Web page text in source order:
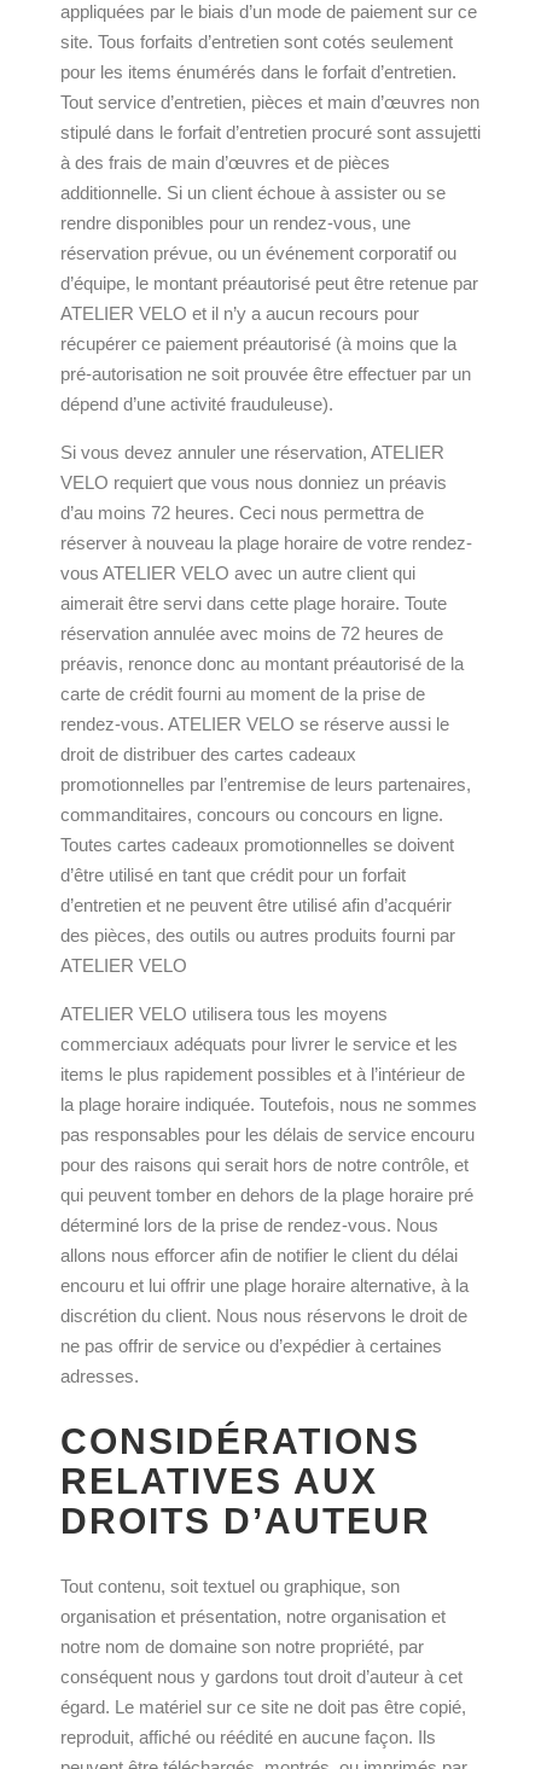
appliquées par le biais d’un mode de paiement sur ce
site. Tous forfaits d’entretien sont cotés seulement
pour les items énumérés dans le forfait d’entretien.
Tout service d’entretien, pièces et main d’œuvres non
stipulé dans le forfait d’entretien procuré sont assujetti
à des frais de main d’œuvres et de pièces
additionnelle. Si un client échoue à assister ou se
rendre disponibles pour un rendez-vous, une
réservation prévue, ou un événement corporatif ou
d’équipe, le montant préautorisé peut être retenue par
ATELIER VELO et il n’y a aucun recours pour
récupérer ce paiement préautorisé (à moins que la
pré-autorisation ne soit prouvée être effectuer par un
dépend d’une activité frauduleuse).
Si vous devez annuler une réservation, ATELIER
VELO requiert que vous nous donniez un préavis
d’au moins 72 heures. Ceci nous permettra de
réserver à nouveau la plage horaire de votre rendez-
vous ATELIER VELO avec un autre client qui
aimerait être servi dans cette plage horaire. Toute
réservation annulée avec moins de 72 heures de
préavis, renonce donc au montant préautorisé de la
carte de crédit fourni au moment de la prise de
rendez-vous. ATELIER VELO se réserve aussi le
droit de distribuer des cartes cadeaux
promotionnelles par l’entremise de leurs partenaires,
commanditaires, concours ou concours en ligne.
Toutes cartes cadeaux promotionnelles se doivent
d’être utilisé en tant que crédit pour un forfait
d’entretien et ne peuvent être utilisé afin d’acquérir
des pièces, des outils ou autres produits fourni par
ATELIER VELO
ATELIER VELO utilisera tous les moyens
commerciaux adéquats pour livrer le service et les
items le plus rapidement possibles et à l’intérieur de
la plage horaire indiquée. Toutefois, nous ne sommes
pas responsables pour les délais de service encouru
pour des raisons qui serait hors de notre contrôle, et
qui peuvent tomber en dehors de la plage horaire pré
déterminé lors de la prise de rendez-vous. Nous
allons nous efforcer afin de notifier le client du délai
encouru et lui offrir une plage horaire alternative, à la
discrétion du client. Nous nous réservons le droit de
ne pas offrir de service ou d’expédier à certaines
adresses.
CONSIDÉRATIONS
RELATIVES AUX
DROITS D’AUTEUR
Tout contenu, soit textuel ou graphique, son
organisation et présentation, notre organisation et
notre nom de domaine son notre propriété, par
conséquent nous y gardons tout droit d’auteur à cet
égard. Le matériel sur ce site ne doit pas être copié,
reproduit, affiché ou réédité en aucune façon. Ils